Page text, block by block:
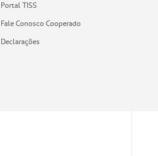
Portal TISS
Fale Conosco Cooperado
Declarações